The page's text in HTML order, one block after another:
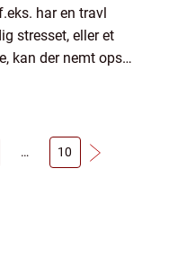
har en travl
stresset, eller et
kan der nemt opstå
… 10